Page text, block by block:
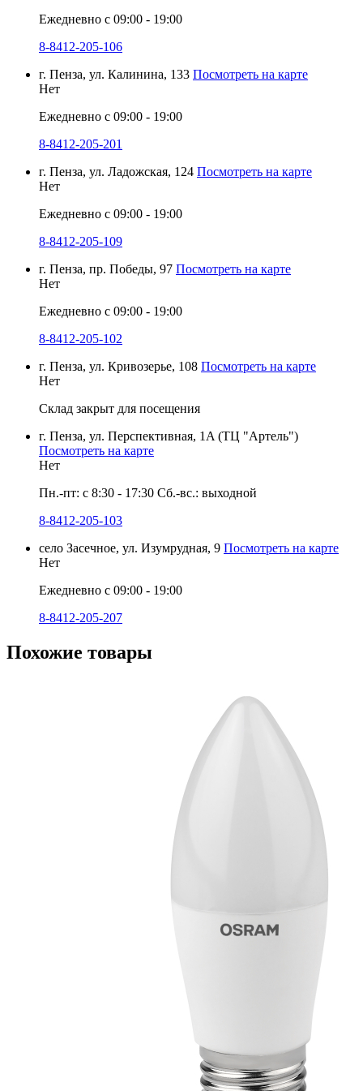
Ежедневно с 09:00 - 19:00
8-8412-205-106
г. Пенза, ул. Калинина, 133 Посмотреть на карте
Нет
Ежедневно с 09:00 - 19:00
8-8412-205-201
г. Пенза, ул. Ладожская, 124 Посмотреть на карте
Нет
Ежедневно с 09:00 - 19:00
8-8412-205-109
г. Пенза, пр. Победы, 97 Посмотреть на карте
Нет
Ежедневно с 09:00 - 19:00
8-8412-205-102
г. Пенза, ул. Кривозерье, 108 Посмотреть на карте
Нет
Склад закрыт для посещения
г. Пенза, ул. Перспективная, 1A (ТЦ "Артель")
Посмотреть на карте
Нет
Пн.-пт: с 8:30 - 17:30 Сб.-вс.: выходной
8-8412-205-103
село Засечное, ул. Изумрудная, 9 Посмотреть на карте
Нет
Ежедневно с 09:00 - 19:00
8-8412-205-207
Похожие товары